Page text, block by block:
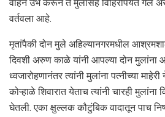
वाहन उभे करून ते मुलांसह विहिरीपर्यंत गेले
वर्तवला आहे.
मृतांपैकी दोन मुले अहिल्यानगरमधील
दिवशी अरुण काळे यांनी आपल्या दोन
ध्वजारोहणानंतर त्यांनी मुलांना पत्नीच्या
कोऱ्हाळे शिवारात येताच त्यांनी चारही
घेतली. एका क्षुल्लक कौटुंबिक वादातून पाच